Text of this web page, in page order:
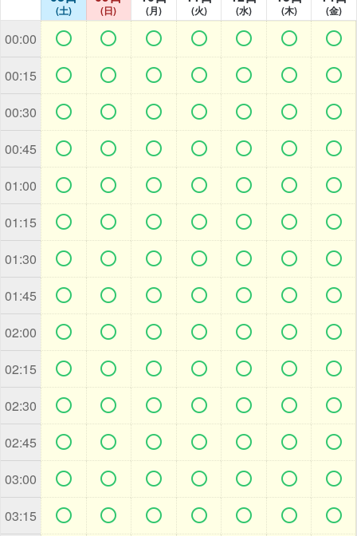
(土) (日) (月) (火) (水) (木) (金)
00:00       
00:15       
00:30       
00:45       
01:00       
01:15       
01:30       
01:45       
02:00       
02:15       
02:30       
02:45       
03:00       
03:15       